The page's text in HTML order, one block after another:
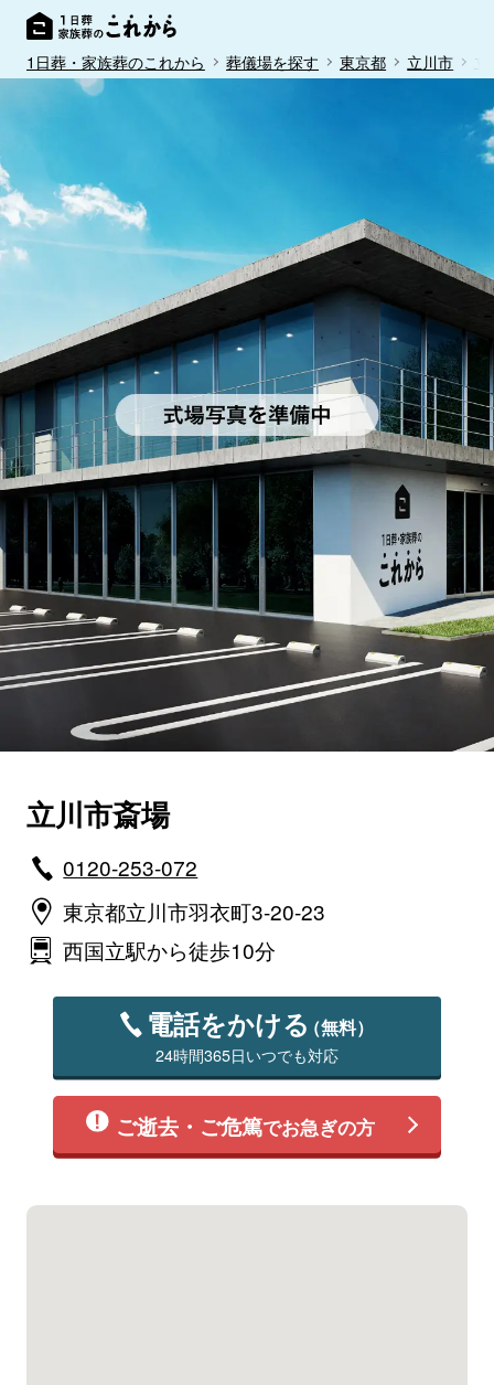
1日葬・家族葬のこれから 葬儀場を探す 東京都 立川市
立川市斎場
0120-253-072
東京都立川市羽衣町3-20-23
西国立駅から徒歩10分
電話をかける（無料）
24時間365日いつでも対応
ご逝去・ご危篤でお急ぎの方